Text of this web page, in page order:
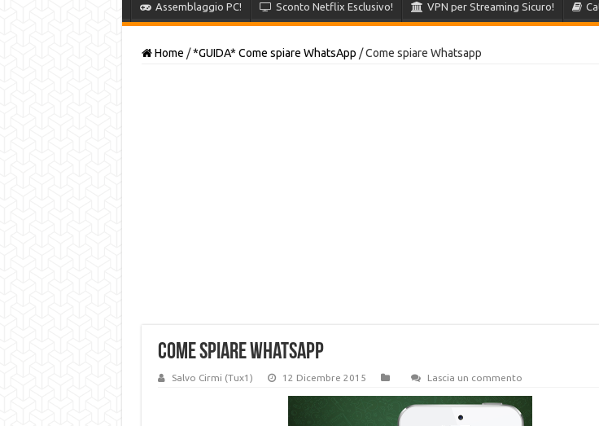
Assemblaggio PC! Sconto Netflix Esclusivo! VPN per Streaming Sicuro!
Home / *GUIDA* Come spiare WhatsApp / Come spiare Whatsapp
Come spiare Whatsapp
Salvo Cirmi (Tux1) 12 Dicembre 2015 Lascia un commento